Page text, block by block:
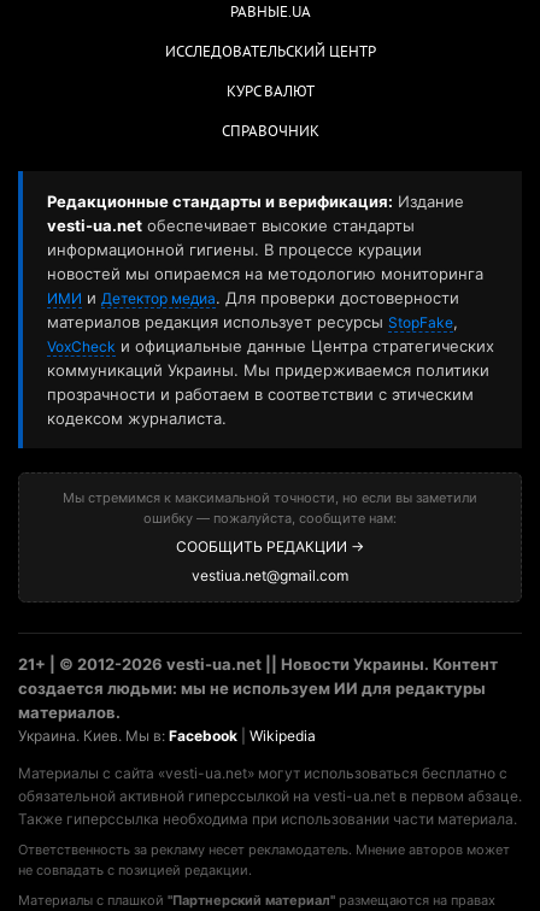
РАВНЫЕ.UA
ИССЛЕДОВАТЕЛЬСКИЙ ЦЕНТР
КУРС ВАЛЮТ
СПРАВОЧНИК
Редакционные стандарты и верификация: Издание
vesti-ua.net обеспечивает высокие стандарты
информационной гигиены. В процессе курации
новостей мы опираемся на методологию мониторинга
ИМИ и Детектор медиа. Для проверки достоверности
материалов редакция использует ресурсы StopFake,
VoxCheck и официальные данные Центра стратегических
коммуникаций Украины. Мы придерживаемся политики
прозрачности и работаем в соответствии с этическим
кодексом журналиста.
Мы стремимся к максимальной точности, но если вы заметили
ошибку — пожалуйста, сообщите нам:
СООБЩИТЬ РЕДАКЦИИ →
vestiua.net@gmail.com
21+ | © 2012-2026 vesti-ua.net || Новости Украины. Контент
создается людьми: мы не используем ИИ для редактуры
материалов.
Украина. Киев. Мы в: Facebook Wikipedia
Материалы с сайта «vesti-ua.net» могут использоваться бесплатно с
обязательной активной гиперссылкой на vesti-ua.net в первом абзаце.
Также гиперссылка необходима при использовании части материала.
Ответственность за рекламу несет рекламодатель. Мнение авторов может
не совпадать с позицией редакции.
Материалы с плашкой "Партнерский материал" размещаются на правах